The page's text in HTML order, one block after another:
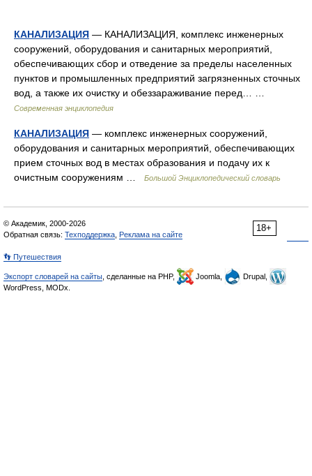
КАНАЛИЗАЦИЯ — КАНАЛИЗАЦИЯ, комплекс инженерных
сооружений, оборудования и санитарных мероприятий,
обеспечивающих сбор и отведение за пределы населенных
пунктов и промышленных предприятий загрязненных сточных
вод, а также их очистку и обеззараживание перед… …
Современная энциклопедия
КАНАЛИЗАЦИЯ — комплекс инженерных сооружений,
оборудования и санитарных мероприятий, обеспечивающих
прием сточных вод в местах образования и подачу их к
очистным сооружениям …
Большой Энциклопедический словарь
18+
© Академик, 2000-2026
Обратная связь: Техподдержка Реклама на сайте
👣 Путешествия
Экспорт словарей на сайты , сделанные на PHP, Joomla,
Drupal,
WordPress, MODx.